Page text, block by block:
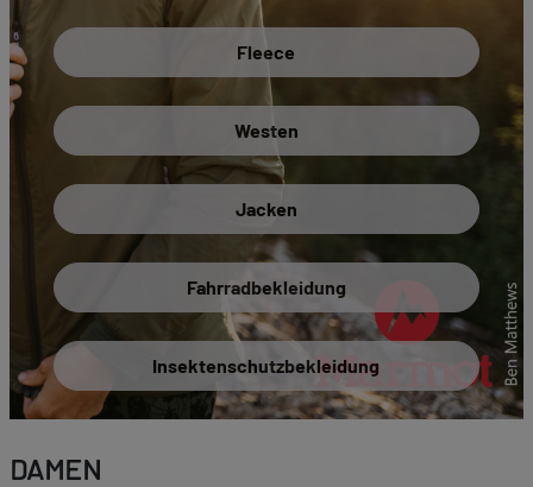
Fleece
Westen
Jacken
Fahrradbekleidung
Insektenschutzbekleidung
DAMEN